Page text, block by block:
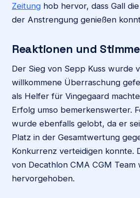
Zeitung hob hervor, dass Gall
der Anstrengung genießen
Reaktionen und
Der Sieg von Sepp Kuss wurde
willkommene Überraschung
als Helfer für Vingegaard
Erfolg umso bemerkenswerter.
wurde ebenfalls gelobt, da er
Platz in der Gesamtwertung
Konkurrenz verteidigen konnte.
von Decathlon CMA CGM
hervorgehoben.